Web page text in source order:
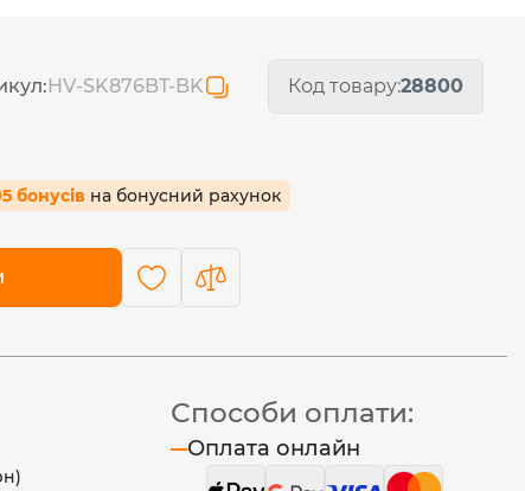
HV-SK876BT-BK Код товару:28800
бонусів на бонусний рахунок
Способи оплати:
Оплата онлайн